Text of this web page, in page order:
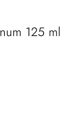
125 ml